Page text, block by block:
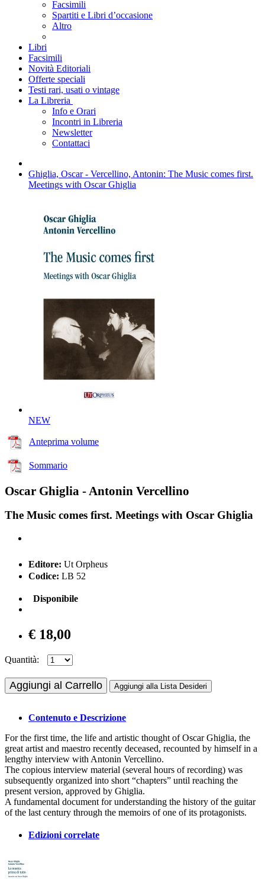
Facsimili
Spartiti e Libri d’occasione
Altro
Libri
Facsimili
Novità Editoriali
Offerte speciali
Testi rari, usati o vintage
La Libreria
Info e Orari
Incontri in Libreria
Newsletter
Contattaci
Ghiglia, Oscar - Vercellino, Antonin: The Music comes first.
Meetings with Oscar Ghiglia
NEW
Anteprima volume
Sommario
Oscar Ghiglia - Antonin Vercellino
The Music comes first. Meetings with Oscar Ghiglia
Editore: Ut Orpheus
Codice: LB 52
Disponibile
€ 18,00
Quantità:
Aggiungi al Carrello Aggiungi alla Lista Desideri
Contenuto e Descrizione
For the first time, the life and artistic thought of Oscar Ghiglia, the
great artist and maestro recently deceased, recounted by himself in a
lengthy interview with Antonin Vercellino.
The copious interview material (several hours of recording) was
subsequently organized into short “chapters” until reaching the
present version, approved by Ghiglia.
A fundamental document for understanding the history of the guitar
of the last century through the memoirs of one of its protagonists.
Edizioni correlate